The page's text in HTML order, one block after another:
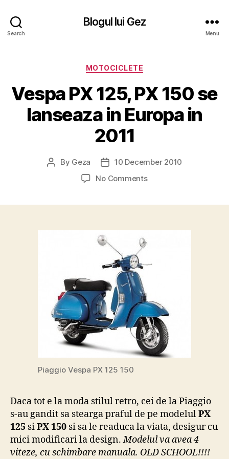
Search
Blogul lui Gez
Menu
Categories
MOTOCICLETE
Vespa PX 125, PX 150 se
lanseaza in Europa in
2011
Post
By Geza
Post
date
10 December 2010
No Commentson
se
in
2011
Piaggio Vespa PX 125 150
Daca tot e la moda stilul retro, cei de la Piaggio
s-au gandit sa stearga praful de pe modelulPX
125 siPX 150 si sa le readuca la viata, desigur cu
mici modificari la design.Modelul va avea 4
viteze, cu schimbare manuala. OLD SCHOOL!!!!